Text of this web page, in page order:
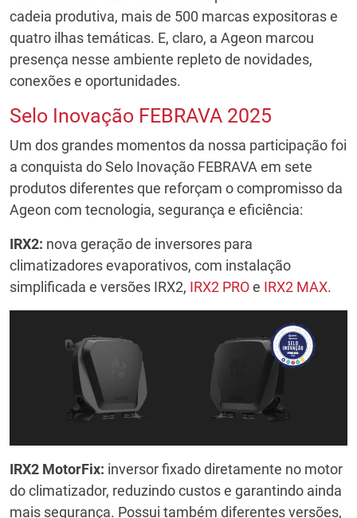
cadeia produtiva, mais de 500 marcas expositoras e
quatro ilhas temáticas. E, claro, a Ageon marcou
presença nesse ambiente repleto de novidades,
conexões e oportunidades.
Selo Inovação FEBRAVA 2025
Um dos grandes momentos da nossa participação foi
a conquista do Selo Inovação FEBRAVA em sete
produtos diferentes que reforçam o compromisso da
Ageon com tecnologia, segurança e eficiência:
IRX2: nova geração de inversores para
climatizadores evaporativos, com instalação
simplificada e versões IRX2, IRX2 PROe IRX2 MAX.
IRX2 MotorFix: inversor fixado diretamente no motor
do climatizador, reduzindo custos e garantindo ainda
mais segurança. Possui também diferentes versões,